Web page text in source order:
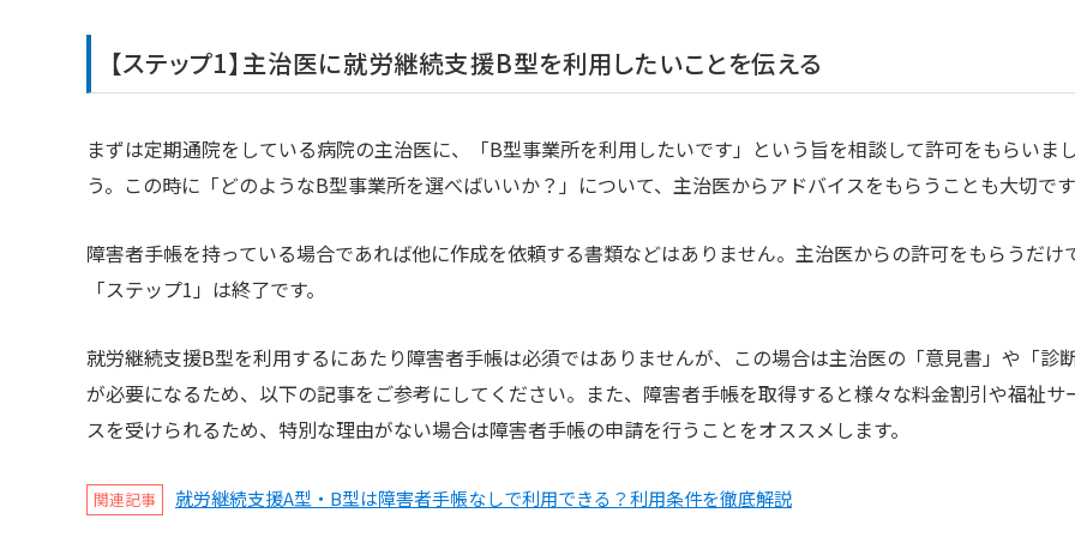
【ステップ1】主治医に就労継続支援B型を利用したいことを伝える
まずは定期通院をしている病院の主治医に、「B型事業所を利用したいです」という旨を相談して許可をもらいま
う。この時に「どのようなB型事業所を選べばいいか？」について、主治医からアドバイスをもらうことも大切です
障害者手帳を持っている場合であれば他に作成を依頼する書類などはありません。主治医からの許可をもらうだけ
「ステップ1」は終了です。
就労継続支援B型を利用するにあたり障害者手帳は必須ではありませんが、この場合は主治医の「意見書」や「診断
が必要になるため、以下の記事をご参考にしてください。また、障害者手帳を取得すると様々な料金割引や福祉サ
スを受けられるため、特別な理由がない場合は障害者手帳の申請を行うことをオススメします。
関連記事 就労継続支援A型・B型は障害者手帳なしで利用できる？利用条件を徹底解説